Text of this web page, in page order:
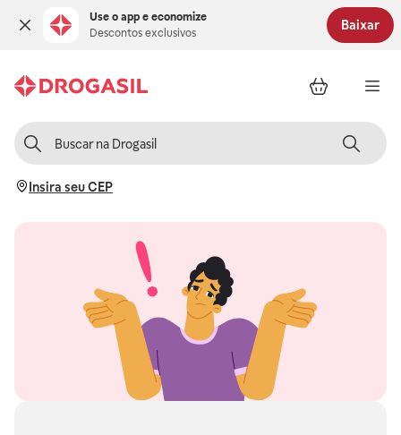
Use o app e economize
Descontos exclusivos
Baixar
Insira seu CEP